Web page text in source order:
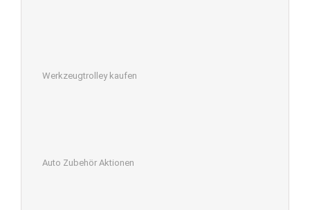
Werkzeugtrolley kaufen
Auto Zubehör Aktionen